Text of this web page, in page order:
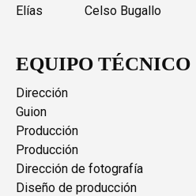
Elías
Celso Bugallo
EQUIPO TÉCNICO
Dirección
Guion
Producción
Producción
Dirección de fotografía
Diseño de producción